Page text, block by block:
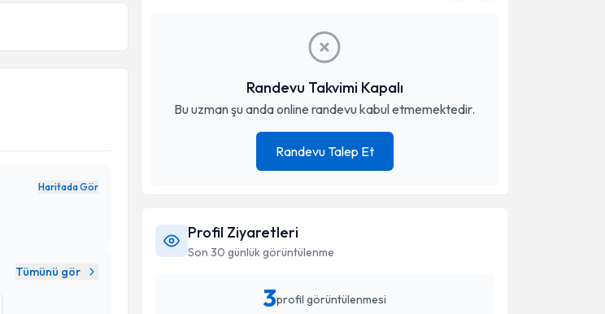
Haritada Gör
Tümünü gör
Randevu Takvimi Kapalı
Bu uzman şu anda online randevu kabul etmemektedir.
Randevu Talep Et
Profil Ziyaretleri
Son 30 günlük görüntülenme
3profil görüntülenmesi